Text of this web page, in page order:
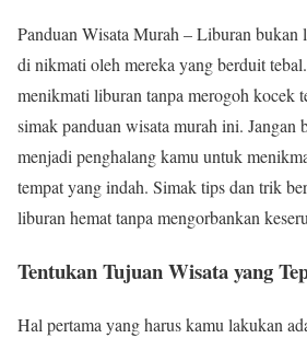
Panduan Wisata Murah – Liburan bukan
di nikmati oleh mereka yang berduit
menikmati liburan tanpa merogoh kocek
simak panduan wisata murah ini. Jangan
menjadi penghalang kamu untuk
tempat yang indah. Simak tips dan trik
liburan hemat tanpa mengorbankan
Tentukan Tujuan Wisata yang
Hal pertama yang harus kamu lakukan